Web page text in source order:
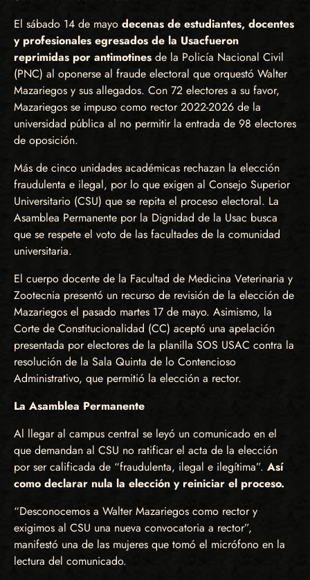
El sábado 14 de mayo decenas de estudiantes, docentes
y profesionales egresados de la Usacfueron
reprimidas por antimotines de la Policía Nacional Civil
(PNC) al oponerse al fraude electoral que orquestó Walter
Mazariegos y sus allegados. Con 72 electores a su favor,
Mazariegos se impuso como rector 2022-2026 de la
universidad pública al no permitir la entrada de 98 electores
de oposición.
Más de cinco unidades académicas rechazan la elección
fraudulenta e ilegal, por lo que exigen al Consejo Superior
Universitario (CSU) que se repita el proceso electoral. La
Asamblea Permanente por la Dignidad de la Usac busca
que se respete el voto de las facultades de la comunidad
universitaria.
El cuerpo docente de la Facultad de Medicina Veterinaria y
Zootecnia presentó un recurso de revisión de la elección de
Mazariegos el pasado martes 17 de mayo. Asimismo, la
Corte de Constitucionalidad (CC) aceptó una apelación
presentada por electores de la planilla SOS USAC contra la
resolución de la Sala Quinta de lo Contencioso
Administrativo, que permitió la elección a rector.
La Asamblea Permanente
Al llegar al campus central se leyó un comunicado en el
que demandan al CSU no ratificar el acta de la elección
por ser calificada de “fraudulenta, ilegal e ilegítima”. Así
como declarar nula la elección y reiniciar el proceso.
“Desconocemos a Walter Mazariegos como rector y
exigimos al CSU una nueva convocatoria a rector”,
manifestó una de las mujeres que tomó el micrófono en la
lectura del comunicado.